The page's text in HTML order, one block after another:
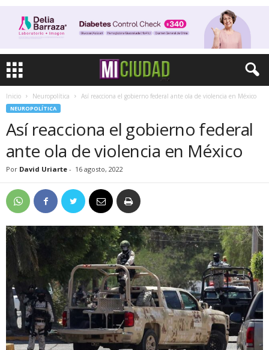
Inicio Neuropolítica Así reacciona el gobierno federal ante ola de violencia en México
NEUROPOLÍTICA
Así reacciona el gobierno federal
ante ola de violencia en México
Por David Uriarte - 16 agosto, 2022